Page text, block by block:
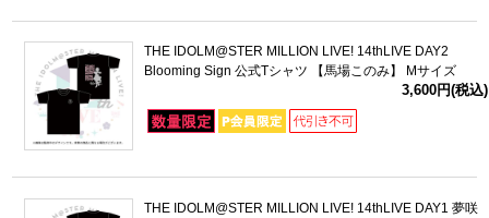
THE IDOLM@STER MILLION LIVE! 14thLIVE DAY2
Blooming Sign 公式Tシャツ 【馬場このみ】 Mサイズ
3,600円(税込)
THE IDOLM@STER MILLION LIVE! 14thLIVE DAY1 夢咲